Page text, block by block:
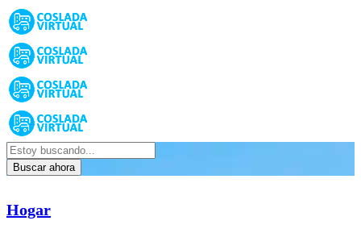
Buscar ahora
Hogar